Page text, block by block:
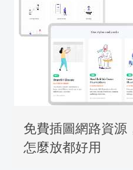
免費插圖網路資源
怎麼放都好用